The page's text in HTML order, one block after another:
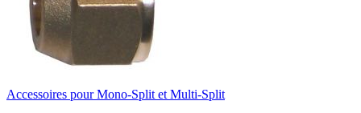
Accessoires pour Mono-Split et Multi-Split